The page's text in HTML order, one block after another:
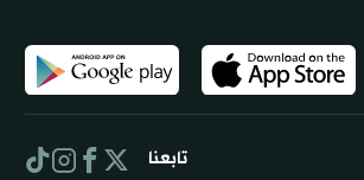
تابعنا